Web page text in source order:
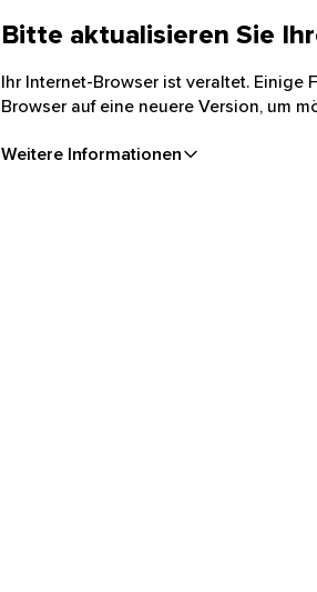
Bitte aktualisieren Sie
Ihr Internet-Browser ist veraltet. Einige
Browser auf eine neuere Version, um
Weitere Informationen